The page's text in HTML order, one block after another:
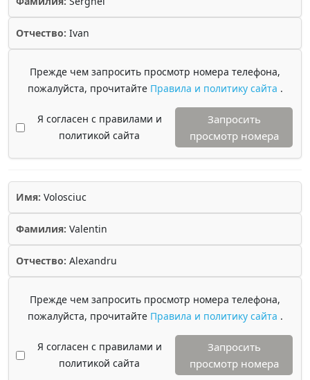
Отчество: Ivan
Прежде чем запросить просмотр номера телефона,
пожалуйста, прочитайте Правила и политику сайта .
Я согласен с правилами и
политикой сайта
Запросить
просмотр номера
Имя: Volosciuc
Фамилия: Valentin
Отчество: Alexandru
Прежде чем запросить просмотр номера телефона,
пожалуйста, прочитайте Правила и политику сайта .
Я согласен с правилами и
политикой сайта
Запросить
просмотр номера